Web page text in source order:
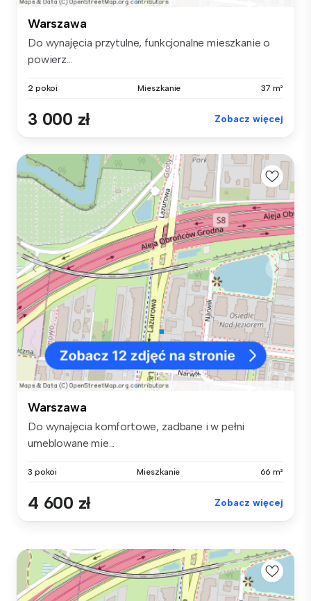
Warszawa
Do wynajęcia przytulne, funkcjonalne mieszkanie o
powierz...
2 pokoi Mieszkanie 37 m²
3 000 zł Zobacz więcej
Warszawa
Do wynajęcia komfortowe, zadbane i w pełni
umeblowane mie...
3 pokoi Mieszkanie 66 m²
4 600 zł Zobacz więcej